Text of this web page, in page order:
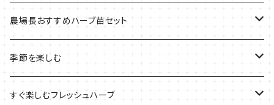
季節のおすすめ商品
フェルトプランターの栽培キット
ルーツポーチの栽培キット
ブリキプランターの栽培キット
農場長おすすめハーブ苗セット
農場長おすすめセット
おすすめの寄せ植え
季節を楽しむ
2022年のお正月
すぐ楽しむフレッシュハーブ